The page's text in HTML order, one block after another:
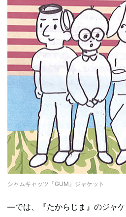
シャムキャッツ『GUM』ジャケット
―では、『たからじま』のジャ